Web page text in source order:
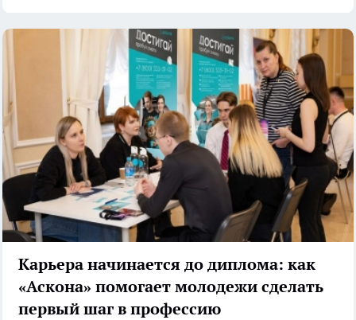
Карьера начинается до диплома: как
«Аскона» помогает молодежи сделать
первый шаг в профессию